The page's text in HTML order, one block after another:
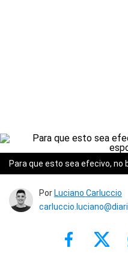
Para que esto sea efecivo, no
Por Luciano Carluccio